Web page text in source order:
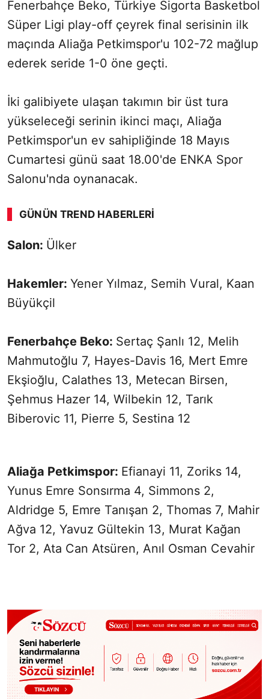
Fenerbahçe Beko, Türkiye Sigorta Basketbol
Süper Ligi play-off çeyrek final serisinin ilk
maçında Aliağa Petkimspor'u 102-72 mağlup
ederek seride 1-0 öne geçti.
İki galibiyete ulaşan takımın bir üst tura
yükseleceği serinin ikinci maçı, Aliağa
Petkimspor'un ev sahipliğinde 18 Mayıs
Cumartesi günü saat 18.00'de ENKA Spor
Salonu'nda oynanacak.
GÜNÜN TREND HABERLERI
Salon: Ülker
Hakemler: Yener Yılmaz, Semih Vural, Kaan
Büyükçil
Fenerbahçe Beko: Sertaç Şanlı 12, Melih
Mahmutoğlu 7, Hayes-Davis 16, Mert Emre
Ekşioğlu, Calathes 13, Metecan Birsen,
Şehmus Hazer 14, Wilbekin 12, Tarık
Biberovic 11, Pierre 5, Sestina 12
Aliağa Petkimspor: Efianayi 11, Zoriks 14,
Yunus Emre Sonsırma 4, Simmons 2,
Aldridge 5, Emre Tanışan 2, Thomas 7, Mahir
Ağva 12, Yavuz Gültekin 13, Murat Kağan
Tor 2, Ata Can Atsüren, Anıl Osman Cevahir